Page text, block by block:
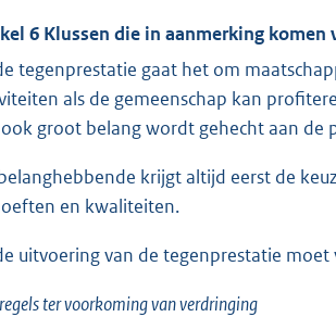
6 Klussen die in aanmerking komen
tegenprestatie gaat het om
als de gemeenschap kan
groot belang wordt gehecht aan
krijgt altijd eerst de
en kwaliteiten.
uitvoering van de tegenprestatie
ter voorkoming van verdringing